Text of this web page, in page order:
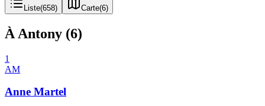
Liste(658) Carte(6)
À Antony (6)
1
AM
Anne Martel